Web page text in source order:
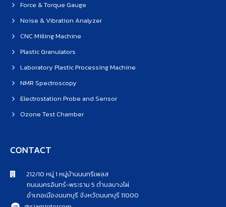
Force & Torque Gauge
Noise & Vibration Analyzer
CNC Milling Machine
Plastic Granulators
Laboratory Plastic Processing Machine
NMR Spectroscopy
Electrostation Probe and Sensor
Ozone Test Chamber
CONTACT
212/10 หมู่ 1 หมู่บ้านนนทรีเพลส
ถนนนครอินทร์-พระราม 5 ตำบลบางไผ่
อำเภอเมืองนนทบุรี จังหวัดนนทบุรี 11000